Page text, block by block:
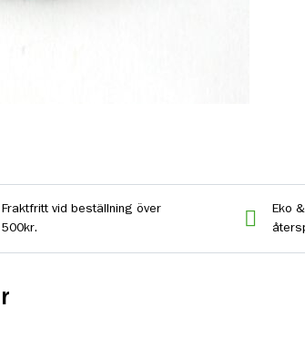
Fraktfritt vid beställning över
500kr.
Eko